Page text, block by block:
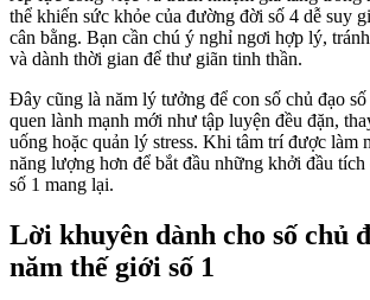
thể khiến sức khỏe của đường đời số 4 dễ suy
cân bằng. Bạn cần chú ý nghỉ ngơi hợp lý,
và dành thời gian để thư giãn tinh thần.
Đây cũng là năm lý tưởng để con số chủ đạo
quen lành mạnh mới như tập luyện đều đặn,
uống hoặc quản lý stress. Khi tâm trí được làm
năng lượng hơn để bắt đầu những khởi đầu
số 1 mang lại.
Lời khuyên dành cho số chủ
năm thế giới số 1